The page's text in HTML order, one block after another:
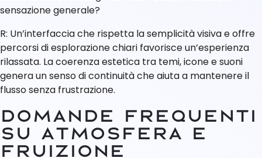
sensazione generale?
R: Un’interfaccia che rispetta la semplicità visiva e offre
percorsi di esplorazione chiari favorisce un’esperienza
rilassata. La coerenza estetica tra temi, icone e suoni
genera un senso di continuità che aiuta a mantenere il
flusso senza frustrazione.
Domande frequenti
su atmosfera e
fruizione